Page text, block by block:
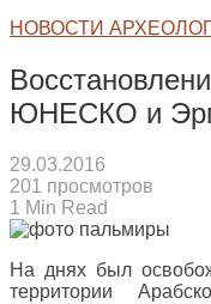
НОВОСТИ
ЮНЕСКО и
29.03.2016
201 просмотров
1 Min Read
На днях был
территории